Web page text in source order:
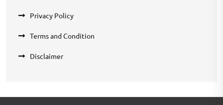
Privacy Policy
Terms and Condition
Disclaimer